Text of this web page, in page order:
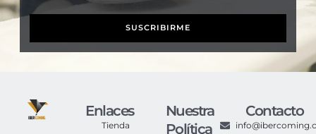
SUSCRIBIRME
Enlaces
Tienda
Nuestra
Política
Contacto